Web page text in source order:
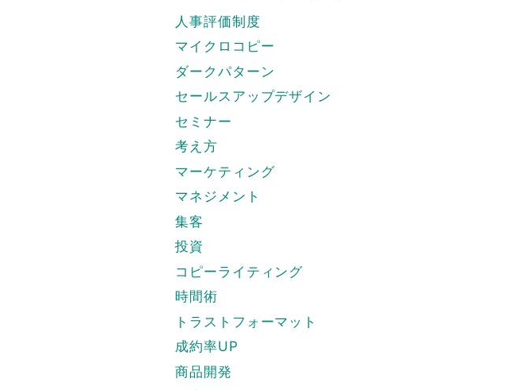
人事評価制度
マイクロコピー
ダークパターン
セールスアップデザイン
セミナー
考え方
マーケティング
マネジメント
集客
投資
コピーライティング
時間術
トラストフォーマット
成約率UP
商品開発